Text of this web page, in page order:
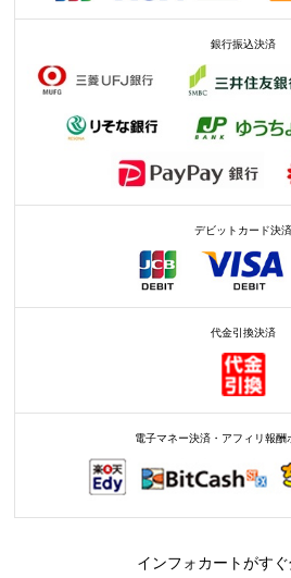
銀行振込決済
デビットカード決済
代金引換決済
電子マネー決済・アフィリ報酬
インフォカートがすぐ